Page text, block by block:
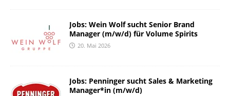
Jobs: Wein Wolf sucht Senior Brand
Manager (m/w/d) für Volume Spirits
20. Mai 2026
Jobs: Penninger sucht Sales & Marketing
Manager*in (m/w/d)